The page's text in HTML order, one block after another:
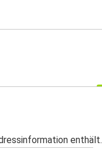
enthält.